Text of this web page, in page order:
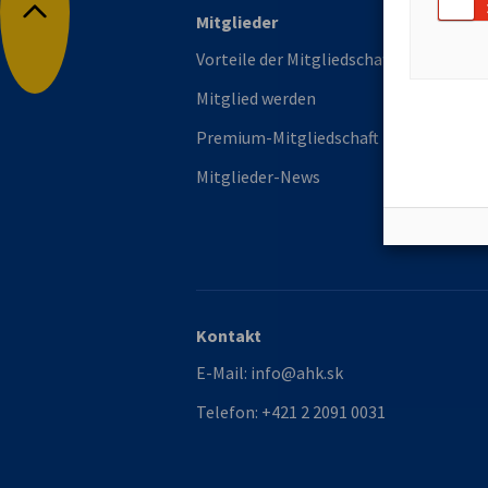
Nach oben
Mitglieder
Vorteile der Mitgliedschaft
Mitglied werden
Premium-Mitgliedschaft
Mitglieder-News
Kontakt
E-Mail: info@ahk.sk
Telefon: +421 2 2091 0031